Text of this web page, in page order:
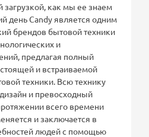
как мы ее знаем
день Candy является одним
брендов бытовой техники
и
предлагая полный
и встраиваемой
техники. Всю технику
и превосходный
всего времени
и заключается в
людей с помощью